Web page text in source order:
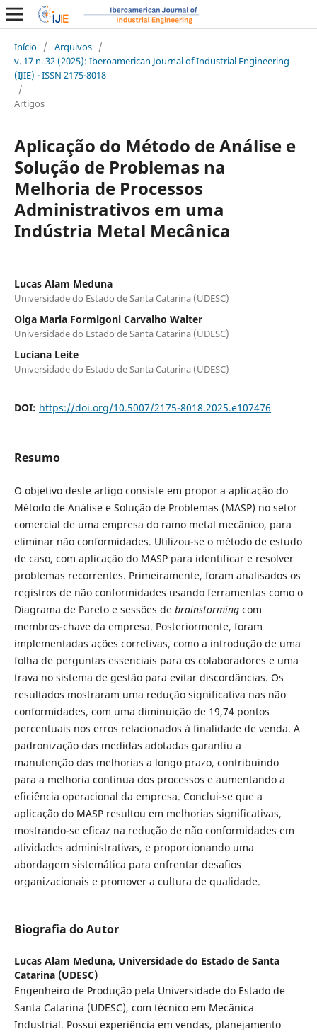
Início / Arquivos /
v. 17 n. 32 (2025): Iberoamerican Journal of Industrial Engineering
(IJIE) - ISSN 2175-8018
/
Artigos
Aplicação do Método de Análise e
Solução de Problemas na
Melhoria de Processos
Administrativos em uma
Indústria Metal Mecânica
Lucas Alam Meduna
Universidade do Estado de Santa Catarina (UDESC)
Olga Maria Formigoni Carvalho Walter
Universidade do Estado de Santa Catarina (UDESC)
Luciana Leite
Universidade do Estado de Santa Catarina (UDESC)
DOI: https://doi.org/10.5007/2175-8018.2025.e107476
Resumo
O objetivo deste artigo consiste em propor a aplicação do
Método de Análise e Solução de Problemas (MASP) no setor
comercial de uma empresa do ramo metal mecânico, para
eliminar não conformidades. Utilizou-se o método de estudo
de caso, com aplicação do MASP para identificar e resolver
problemas recorrentes. Primeiramente, foram analisados os
registros de não conformidades usando ferramentas como o
Diagrama de Pareto e sessões de brainstormingcom
membros-chave da empresa. Posteriormente, foram
implementadas ações corretivas, como a introdução de uma
folha de perguntas essenciais para os colaboradores e uma
trava no sistema de gestão para evitar discordâncias. Os
resultados mostraram uma redução significativa nas não
conformidades, com uma diminuição de 19,74 pontos
percentuais nos erros relacionados à finalidade de venda. A
padronização das medidas adotadas garantiu a
manutenção das melhorias a longo prazo, contribuindo
para a melhoria contínua dos processos e aumentando a
eficiência operacional da empresa. Conclui-se que a
aplicação do MASP resultou em melhorias significativas,
mostrando-se eficaz na redução de não conformidades em
atividades administrativas, e proporcionando uma
abordagem sistemática para enfrentar desafios
organizacionais e promover a cultura de qualidade.
Biografia do Autor
Lucas Alam Meduna, Universidade do Estado de Santa
Catarina (UDESC)
Engenheiro de Produção pela Universidade do Estado de
Santa Catarina (UDESC), com técnico em Mecânica
Industrial. Possui experiência em vendas, planejamento